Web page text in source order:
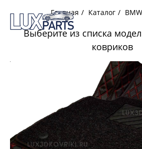
Главная / Каталог / BMW
Выберите из списка
ковриков